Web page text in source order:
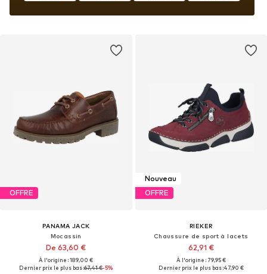
OFFRE
PANAMA JACK
Mocassin
De 63,60 €
À l'origine : 189,00 €
Dernier prix le plus bas :67,41 €-5%
Nouveau
OFFRE
RIEKER
Chaussure de sport à lacets
62,91 €
À l'origine : 79,95 €
Dernier prix le plus bas :47,90 €